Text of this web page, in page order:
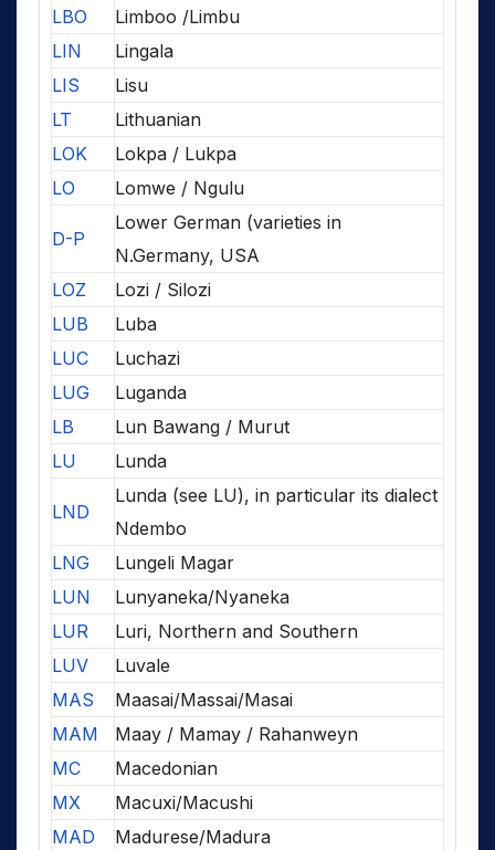
LBO
Limboo /Limbu
LIN
Lingala
LIS
Lisu
LT
Lithuanian
LOK
Lokpa / Lukpa
LO
Lomwe / Ngulu
D-P
Lower German (varieties in
N.Germany, USA
LOZ
Lozi / Silozi
LUB
Luba
LUC
Luchazi
LUG
Luganda
LB
Lun Bawang / Murut
LU
Lunda
LND
Lunda (see LU), in particular its dialect
Ndembo
LNG
Lungeli Magar
LUN
Lunyaneka/Nyaneka
LUR
Luri, Northern and Southern
LUV
Luvale
MAS
Maasai/Massai/Masai
MAM
Maay / Mamay / Rahanweyn
MC
Macedonian
MX
Macuxi/Macushi
MAD
Madurese/Madura